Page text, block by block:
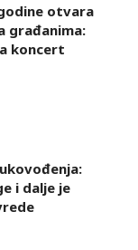
otvara
građanima:
koncert
i dalje je